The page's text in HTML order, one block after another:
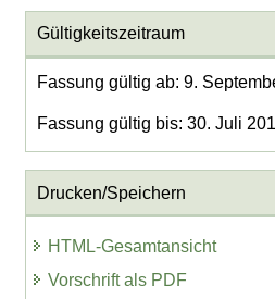
Gültigkeitszeitraum
Fassung gültig ab: 9.
Fassung gültig bis: 30. Juli
Drucken/Speichern
HTML-Gesamtansicht
Vorschrift als PDF